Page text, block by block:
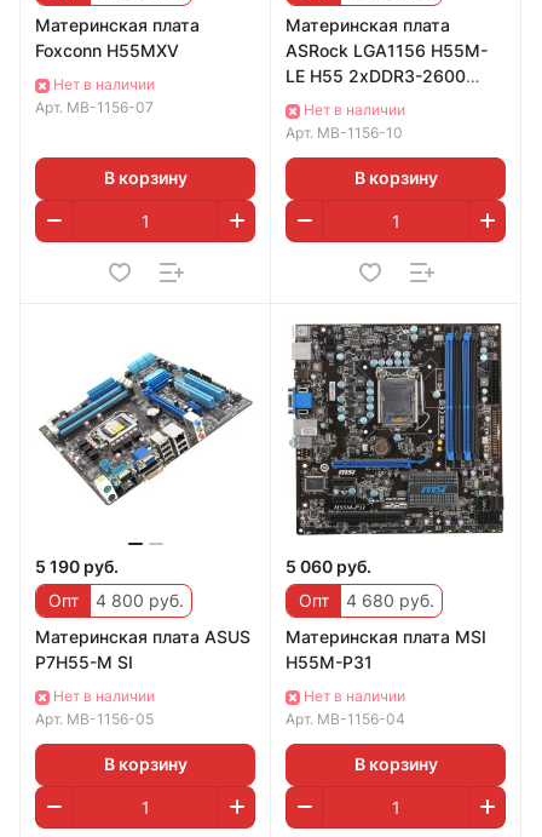
Материнская плата
Foxconn H55MXV
Нет в наличии
Арт. MB-1156-07
В корзину
Материнская плата
ASRock LGA1156 H55M-
LE H55 2xDDR3-2600
1xPCI-E DVI/DSub 8ch
4xSATA GLAN mATX
Нет в наличии
Арт. MB-1156-10
В корзину
5 190 руб.
Опт
4 800 руб.
Материнская плата ASUS
P7H55-M SI
Нет в наличии
Арт. MB-1156-05
В корзину
5 060 руб.
Опт
4 680 руб.
Материнская плата MSI
H55M-P31
Нет в наличии
Арт. MB-1156-04
В корзину